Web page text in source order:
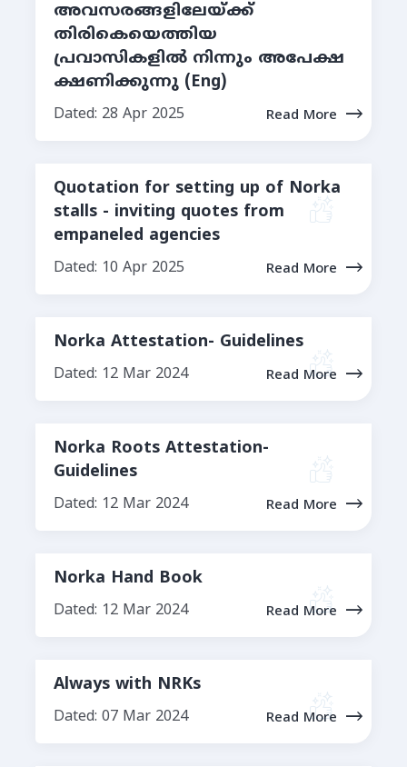
അവസരങ്ങളിലേയ്ക്ക്
തിരികെയെത്തിയ
പ്രവാസികളിൽ നിന്നും അപേക്ഷ
ക്ഷണിക്കുന്നു (Eng)
Dated: 28 Apr 2025 Read More
Quotation for setting up of Norka
stalls - inviting quotes from
empaneled agencies
Dated: 10 Apr 2025 Read More
Norka Attestation- Guidelines
Dated: 12 Mar 2024 Read More
Norka Roots Attestation-
Guidelines
Dated: 12 Mar 2024 Read More
Norka Hand Book
Dated: 12 Mar 2024 Read More
Always with NRKs
Dated: 07 Mar 2024 Read More